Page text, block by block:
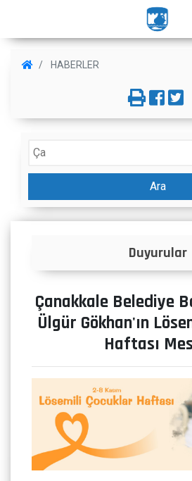
HABERLER
Ara
Duyurular
Çanakkale Belediye
Ülgür Gökhan'ın
Haftası